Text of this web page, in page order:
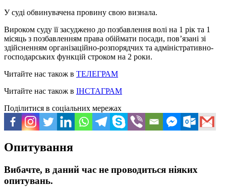
У суді обвинувачена провину свою визнала.
Вироком суду її засуджено до позбавлення волі на 1 рік та 1
місяць з позбавленням права обіймати посади, пов’язані зі
здійсненням організаційно-розпорядчих та адміністративно-
господарських функцій строком на 2 роки.
Читайте нас також в ТЕЛЕГРАМ
Читайте нас також в ІНСТАГРАМ
Поділитися в соціальних мережах
Опитування
Вибачте, в даний час не проводиться ніяких
опитувань.